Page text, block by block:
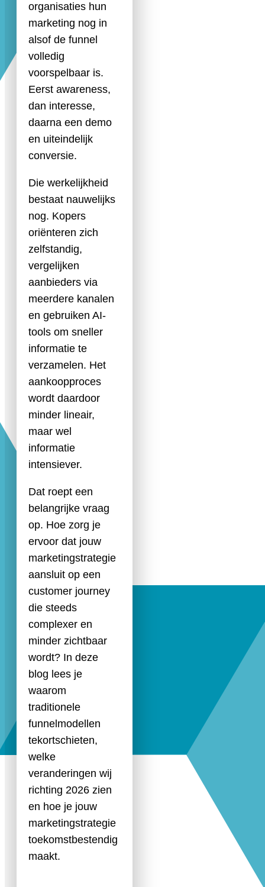
organisaties hun
marketing nog in
alsof de funnel
volledig
voorspelbaar is.
Eerst awareness,
dan interesse,
daarna een demo
en uiteindelijk
conversie.
Die werkelijkheid
bestaat nauwelijks
nog. Kopers
oriënteren zich
zelfstandig,
vergelijken
aanbieders via
meerdere kanalen
en gebruiken AI-
tools om sneller
informatie te
verzamelen. Het
aankoopproces
wordt daardoor
minder lineair,
maar wel
informatie
intensiever.
Dat roept een
belangrijke vraag
op. Hoe zorg je
ervoor dat jouw
marketingstrategie
aansluit op een
customer journey
die steeds
complexer en
minder zichtbaar
wordt? In deze
blog lees je
waarom
traditionele
funnelmodellen
tekortschieten,
welke
veranderingen wij
richting 2026 zien
en hoe je jouw
marketingstrategie
toekomstbestendig
maakt.